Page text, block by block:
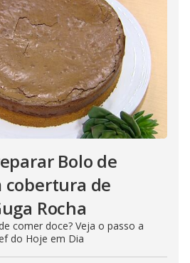
Bolo de
cobertura de
Rocha
comer doce? Veja o passo a
do Hoje em Dia